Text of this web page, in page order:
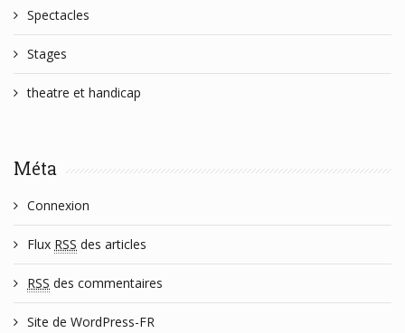
Spectacles
Stages
theatre et handicap
Méta
Connexion
Flux RSS des articles
RSS des commentaires
Site de WordPress-FR